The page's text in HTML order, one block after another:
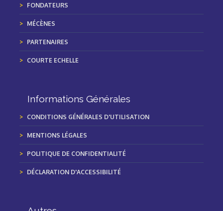
FONDATEURS
MÉCÈNES
PARTENAIRES
COURTE ECHELLE
Informations Générales
CONDITIONS GÉNÉRALES D'UTILISATION
MENTIONS LÉGALES
POLITIQUE DE CONFIDENTIALITÉ
DÉCLARATION D'ACCESSIBILITÉ